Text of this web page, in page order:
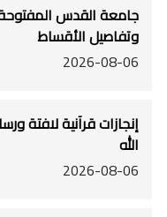
جامعة القدس
وتفاصيل الأقساط
2026-08-06
إنجازات قرآنية لافتة
الله
2026-08-06